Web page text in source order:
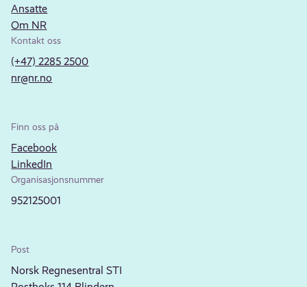
Ansatte
Om NR
Kontakt oss
(+47) 2285 2500
nr@nr.no
Finn oss på
Facebook
LinkedIn
Organisasjonsnummer
952125001
Post
Norsk Regnesentral STI